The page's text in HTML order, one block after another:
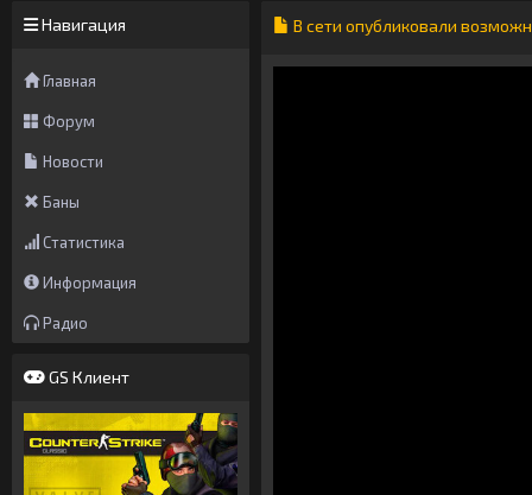
Навигация
Главная
Форум
Новости
Баны
Статистика
Информация
Радио
GS Клиент
В сети опубликовали